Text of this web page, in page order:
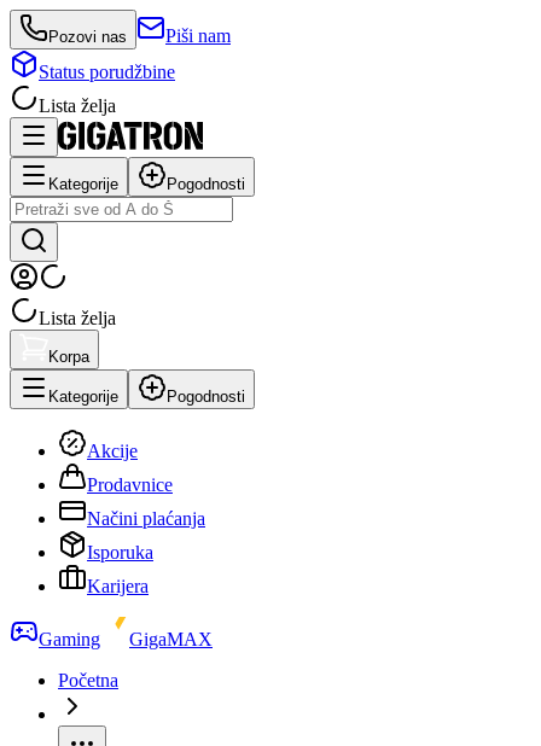
Pozovi nas
Piši nam
Status porudžbine
Lista želja
Kategorije Pogodnosti
Lista želja
Korpa
Kategorije Pogodnosti
Akcije
Prodavnice
Načini plaćanja
Isporuka
Karijera
Gaming
GigaMAX
Početna